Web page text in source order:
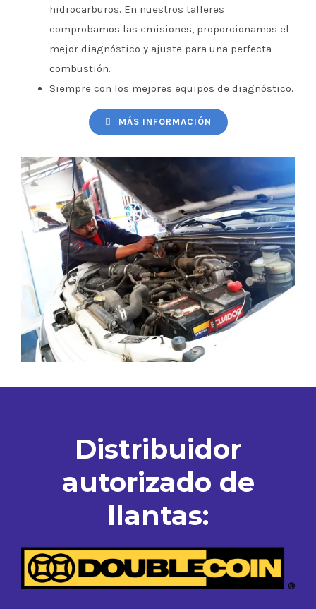
hidrocarburos. En nuestros talleres
comprobamos las emisiones, proporcionamos el
mejor diagnóstico y ajuste para una perfecta
combustión.
Siempre con los mejores equipos de diagnóstico.
MÁS INFORMACIÓN
Distribuidor
autorizado de
llantas: